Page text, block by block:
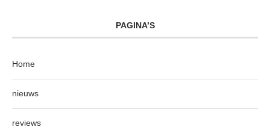
PAGINA’S
Home
nieuws
reviews